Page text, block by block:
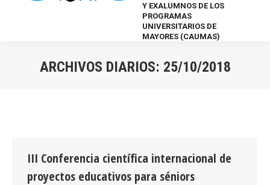
Y EXALUMNOS DE LOS
PROGRAMAS
UNIVERSITARIOS DE
MAYORES (CAUMAS)
ARCHIVOS DIARIOS: 25/10/2018
III Conferencia científica internacional de
proyectos educativos para séniors